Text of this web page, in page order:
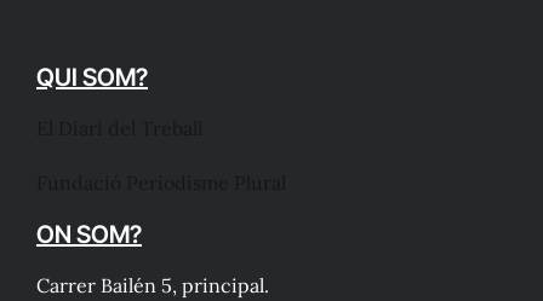
QUI SOM?
ON SOM?
Carrer Bailén 5, principal.